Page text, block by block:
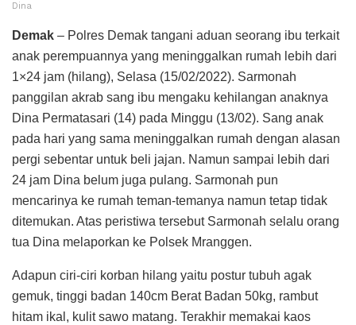
Dina
Demak – Polres Demak tangani aduan seorang ibu terkait
anak perempuannya yang meninggalkan rumah lebih dari
1×24 jam (hilang), Selasa (15/02/2022). Sarmonah
panggilan akrab sang ibu mengaku kehilangan anaknya
Dina Permatasari (14) pada Minggu (13/02). Sang anak
pada hari yang sama meninggalkan rumah dengan alasan
pergi sebentar untuk beli jajan. Namun sampai lebih dari
24 jam Dina belum juga pulang. Sarmonah pun
mencarinya ke rumah teman-temanya namun tetap tidak
ditemukan. Atas peristiwa tersebut Sarmonah selalu orang
tua Dina melaporkan ke Polsek Mranggen.
Adapun ciri-ciri korban hilang yaitu postur tubuh agak
gemuk, tinggi badan 140cm Berat Badan 50kg, rambut
hitam ikal, kulit sawo matang. Terakhir memakai kaos